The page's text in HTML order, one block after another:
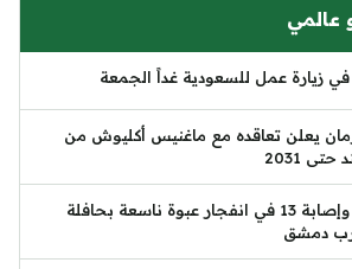
عالمي
زيارة عمل للسعودية غداً الجمعة
يعلن تعاقده مع ماغنيس أكليوش من
2031
مقتل شخصين وإصابة 13 في انفجار عبوة ناسعة بحافلة
دمشق